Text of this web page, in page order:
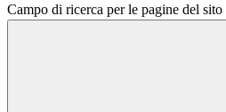
Campo di ricerca per le pagine del sito